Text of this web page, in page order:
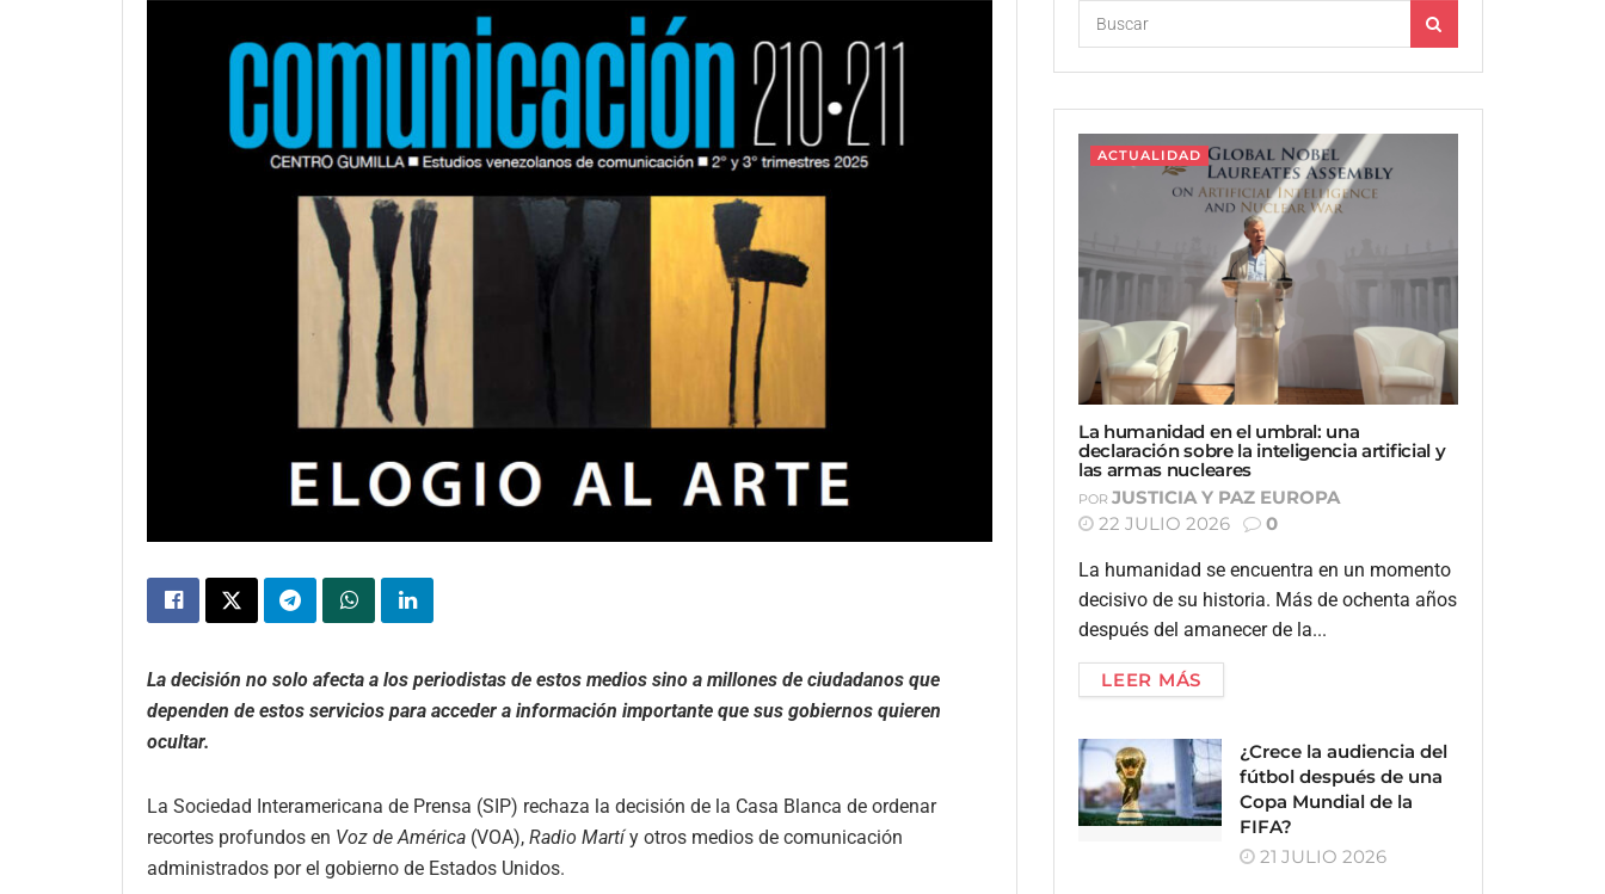
La decisión no solo afecta a los periodistas de estos medios sino a millones de ciudadanos que
dependen de estos servicios para acceder a información importante que sus gobiernos quieren
ocultar.
La Sociedad Interamericana de Prensa (SIP) rechaza la decisión de la Casa Blanca de ordenar
recortes profundos en Voz de América (VOA), Radio Martíy otros medios de comunicación
administrados por el gobierno de Estados Unidos.
ACTUALIDAD
La humanidad en el umbral: una
declaración sobre la inteligencia artificial y
las armas nucleares
POR JUSTICIA Y PAZ EUROPA
22 JULIO 2026
0
La humanidad se encuentra en un momento
decisivo de su historia. Más de ochenta años
después del amanecer de la...
LEER MÁS
¿Crece la audiencia del
fútbol después de una
Copa Mundial de la
FIFA?
21 JULIO 2026